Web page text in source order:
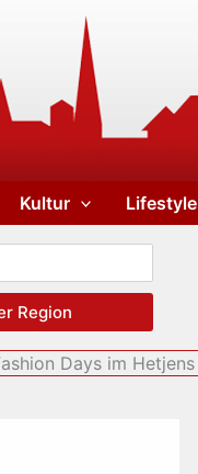
Kultur Lifestyle
Region
Days im Hetjens